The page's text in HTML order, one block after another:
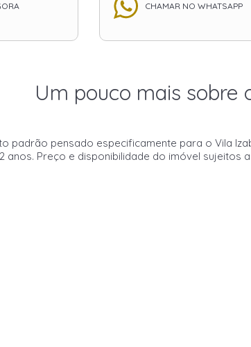
CHAMAR NO WHATSAPP
Um pouco mais sobre
padrão pensado especificamente para o Vila
anos. Preço e disponibilidade do imóvel sujeitos